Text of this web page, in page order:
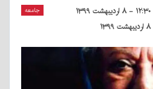
جامعه
۱۲:۳۰ - ۸ اردیبهشت ۱۳۹۹